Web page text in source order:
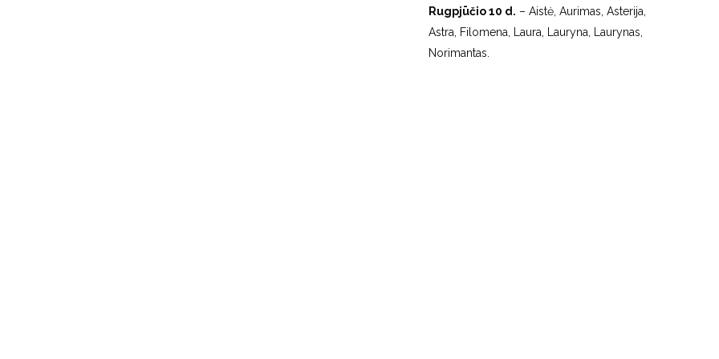
Rugpjūčio 10 d. – Aistė, Aurimas, Asterija,
Astra, Filomena, Laura, Lauryna, Laurynas,
Norimantas.